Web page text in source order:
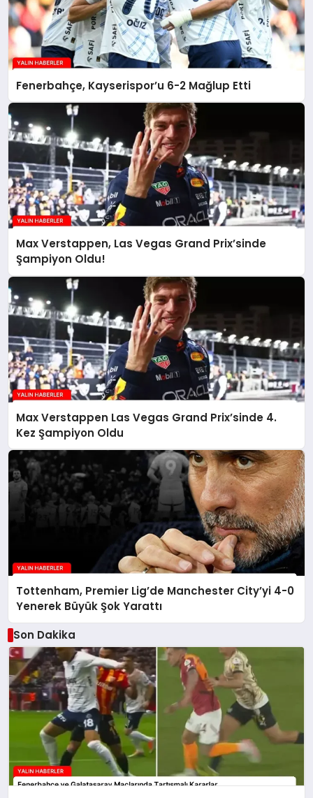
Fenerbahçe, Kayserispor’u 6-2 Mağlup Etti
Max Verstappen, Las Vegas Grand Prix’sinde
Şampiyon Oldu!
Max Verstappen Las Vegas Grand Prix’sinde 4.
Kez Şampiyon Oldu
Tottenham, Premier Lig’de Manchester City’yi 4-0
Yenerek Büyük Şok Yarattı
Son Dakika